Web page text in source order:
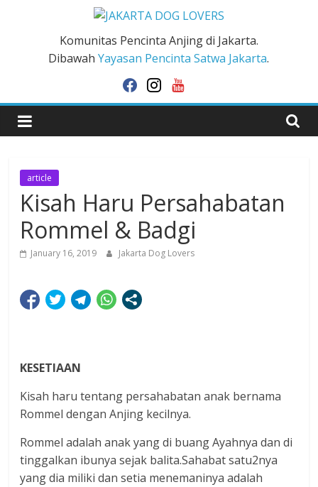
JAKARTA
LOVERS
Komunitas Pencinta Anjing di Jakarta.
DibawahYayasan Pencinta Satwa Jakarta.
facebookinstagram
youtube
article
Kisah Haru Persahabatan
Rommel & Badgi
January 16, 2019 Jakarta Dog Lovers
KESETIAAN
Kisah haru tentang persahabatan anak bernama
Rommel dengan Anjing kecilnya.
Rommel adalah anak yang di buang Ayahnya dan di
tinggalkan ibunya sejak balita.Sahabat satu2nya
yang dia miliki dan setia menemaninya adalah